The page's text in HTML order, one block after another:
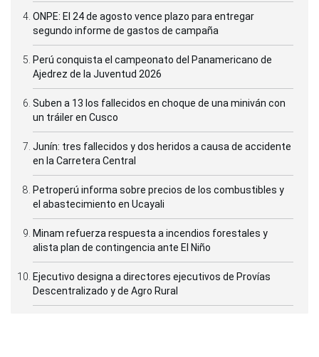
ONPE: El 24 de agosto vence plazo para entregar
segundo informe de gastos de campaña
Perú conquista el campeonato del Panamericano de
Ajedrez de la Juventud 2026
Suben a 13 los fallecidos en choque de una miniván con
un tráiler en Cusco
Junín: tres fallecidos y dos heridos a causa de accidente
en la Carretera Central
Petroperú informa sobre precios de los combustibles y
el abastecimiento en Ucayali
Minam refuerza respuesta a incendios forestales y
alista plan de contingencia ante El Niño
Ejecutivo designa a directores ejecutivos de Provías
Descentralizado y de Agro Rural